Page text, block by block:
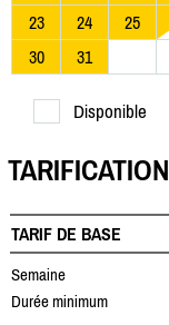
23
24 25
30
31
Disponible
TARIFICATION
TARIF DE BASE
Semaine
Durée minimum